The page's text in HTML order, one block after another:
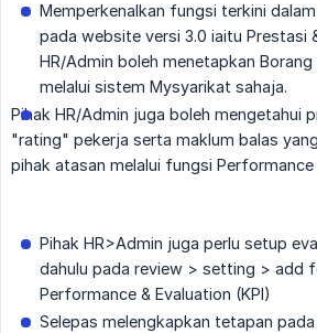
Memperkenalkan fungsi terkini
pada website versi 3.0 iaitu Prestasi &
HR/Admin boleh menetapkan Borang
melalui sistem Mysyarikat sahaja.
Pihak HR/Admin juga boleh mengetahui
"rating" pekerja serta maklum balas
pihak atasan melalui fungsi Performance
Pihak HR>Admin juga perlu setup
dahulu pada review > setting > add
Performance & Evaluation (KPI)
Selepas melengkapkan tetapan